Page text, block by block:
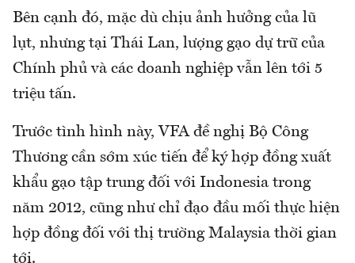
Bên cạnh đó, mặc dù chịu ảnh hưởng của lũ
lụt, nhưng tại Thái Lan, lượng gạo dự trữ của
Chính phủ và các doanh nghiệp vẫn lên tới 5
triệu tấn.
Trước tình hình này, VFA đề nghị Bộ Công
Thương cần sớm xúc tiến để ký hợp đồng xuất
khẩu gạo tập trung đối với Indonesia trong
năm 2012, cũng như chỉ đạo đầu mối thực hiện
hợp đồng đối với thị trường Malaysia thời gian
tới.